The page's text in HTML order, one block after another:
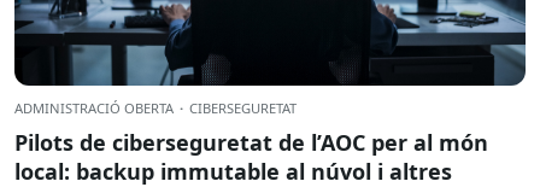
ADMINISTRACIÓ OBERTA · CIBERSEGURETAT
Pilots de ciberseguretat de l’AOC per al món
local: backup immutable al núvol i altres